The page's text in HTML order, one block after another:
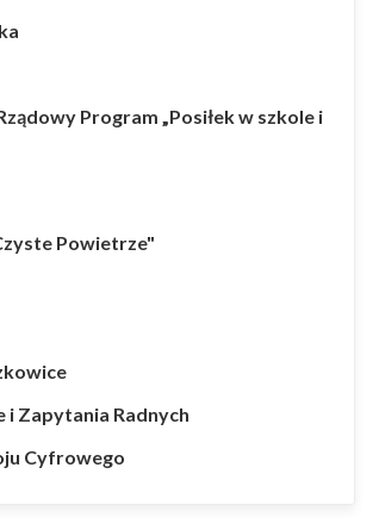
Program „Posiłek w szkole i
Powietrze"
i Zapytania Radnych
Cyfrowego